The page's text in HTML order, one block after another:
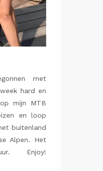
met
hard en
mijn MTB
en loop
buitenland
Alpen. Het
Enjoy!